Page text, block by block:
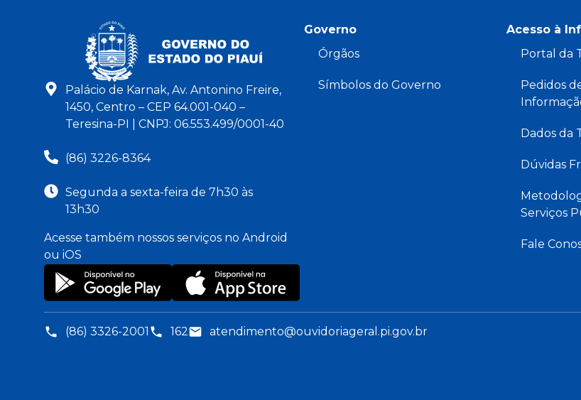
Palácio de Karnak, Av. Antonino Freire,
1450, Centro – CEP 64.001-040 –
Teresina-PI | CNPJ: 06.553.499/0001-40
(86) 3226-8364
Segunda a sexta-feira de 7h30 às
13h30
Acesse também nossos serviços no Android
ou iOS
Governo
Órgãos
Símbolos do Governo
Acesso à
Portal da
Pedidos
Dados da
Dúvidas
Serviços
Fale
(86) 3326-2001 162 atendimento@ouvidoriageral.pi.gov.br